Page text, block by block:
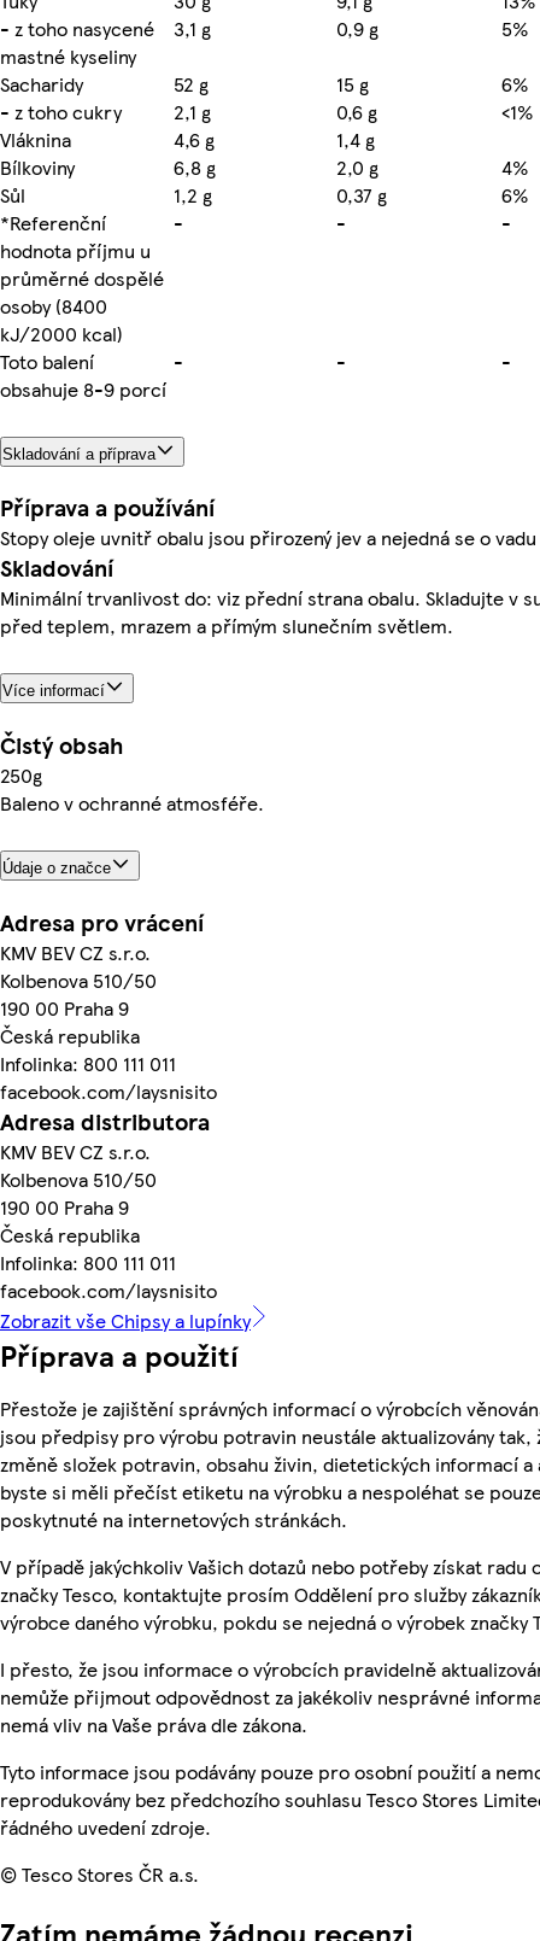
- z toho nasycené
mastné kyseliny
3,1 g 0,9 g
5%
Sacharidy
52 g 15 g
6%
- z toho cukry
2,1 g 0,6 g
<1%
Vláknina
4,6 g
1,4 g
Bílkoviny
6,8 g 2,0 g
4%
Sůl
1,2 g 0,37 g
6%
*Referenční
hodnota příjmu u
průměrné dospělé
osoby (8400
kJ/2000 kcal)
- - -
Toto balení
obsahuje 8-9 porcí
- - -
Skladování a příprava
Příprava a používání
Stopy oleje uvnitř obalu jsou přirozený jev a nejedná se o
Skladování
Minimální trvanlivost do: viz přední strana obalu. Skladujte v
před teplem, mrazem a přímým slunečním světlem.
Více informací
Čistý obsah
250g
Baleno v ochranné atmosféře.
Údaje o značce
Adresa pro vrácení
KMV BEV CZ s.r.o.
Kolbenova 510/50
190 00 Praha 9
Česká republika
Infolinka: 800 111 011
facebook.com/laysnisito
Adresa distributora
KMV BEV CZ s.r.o.
Kolbenova 510/50
190 00 Praha 9
Česká republika
Infolinka: 800 111 011
facebook.com/laysnisito
Zobrazit vše Chipsy a lupínky
Příprava a použití
Přestože je zajištění správných informací o výrobcích
jsou předpisy pro výrobu potravin neustále aktualizovány tak,
změně složek potravin, obsahu živin, dietetických informací a
byste si měli přečíst etiketu na výrobku a nespoléhat se
poskytnuté na internetových stránkách.
V případě jakýchkoliv Vašich dotazů nebo potřeby získat radu
značky Tesco, kontaktujte prosím Oddělení pro služby
výrobce daného výrobku, pokdu se nejedná o výrobek značky
I přesto, že jsou informace o výrobcích pravidelně
nemůže přijmout odpovědnost za jakékoliv nesprávné
nemá vliv na Vaše práva dle zákona.
Tyto informace jsou podávány pouze pro osobní použití a
reprodukovány bez předchozího souhlasu Tesco Stores
řádného uvedení zdroje.
© Tesco Stores ČR a.s.
Zatím nemáme žádnou recenzi